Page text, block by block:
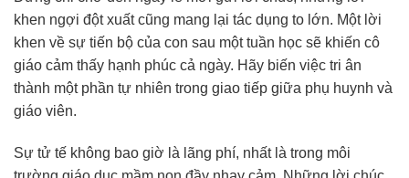
khen ngợi đột xuất cũng mang lại tác dụng to lớn. Một lời
khen về sự tiến bộ của con sau một tuần học sẽ khiến cô
giáo cảm thấy hạnh phúc cả ngày. Hãy biến việc tri ân
thành một phần tự nhiên trong giao tiếp giữa phụ huynh và
giáo viên.
Sự tử tế không bao giờ là lãng phí, nhất là trong môi